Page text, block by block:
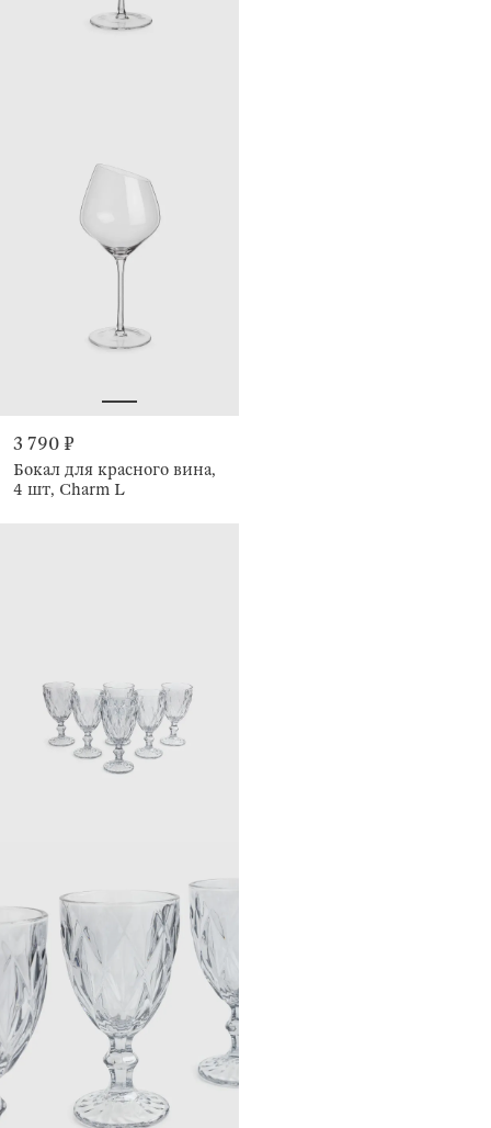
3 790 ₽
Бокал для красного вина,
4 шт, Charm L